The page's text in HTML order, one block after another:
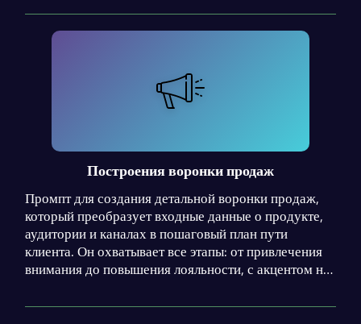
действие: купить, перейти, подписаться. Промпт
учитывает целевую аудиторию, её боли и язык,
сильного призыва. Акцент — на выгодах, а не на
технических деталях. Результат: пост, который
то, что работает.
Построения воронки продаж
Промпт для создания детальной воронки продаж,
который преобразует входные данные о продукте,
аудитории и каналах в пошаговый план пути
клиента. Он охватывает все этапы: от привлечения
внимания до повышения лояльности, с акцентом на
последовательность и избегание распространенных